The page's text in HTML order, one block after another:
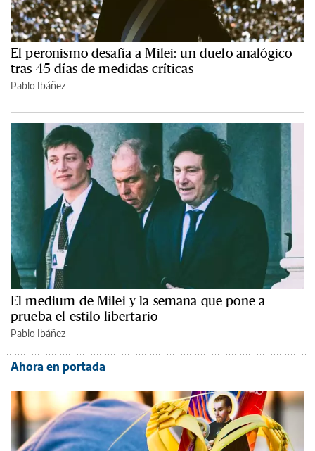
El peronismo desafía a Milei: un duelo analógico
tras 45 días de medidas críticas
Pablo Ibáñez
El medium de Milei y la semana que pone a
prueba el estilo libertario
Pablo Ibáñez
Ahora en portada